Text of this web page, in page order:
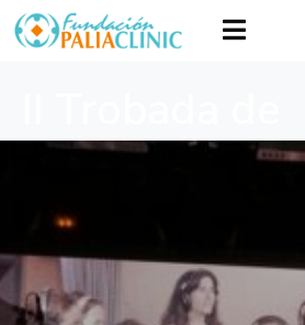
voluntaris
final de la